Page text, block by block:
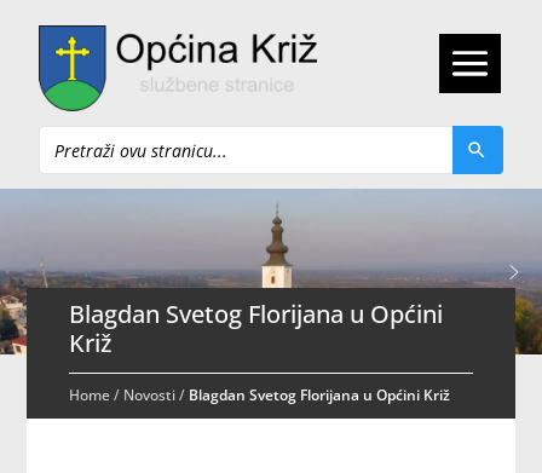
Pretraži
Blagdan Svetog Florijana u Općini
Križ
Home/ Novosti/ Blagdan Svetog Florijana u Općini Križ